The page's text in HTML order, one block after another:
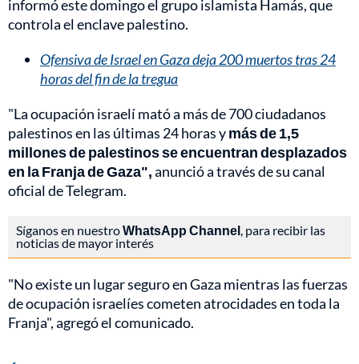
informó este domingo el grupo islamista Hamás, que
controla el enclave palestino.
Ofensiva de Israel en Gaza deja 200 muertos tras 24
horas del fin de la tregua
"La ocupación israelí mató a más de 700 ciudadanos
palestinos en las últimas 24 horas ymás de 1,5
millones de palestinos se encuentran desplazados
en la Franja de Gaza",anunció a través de su canal
oficial de Telegram.
Síganos en nuestroWhatsApp Channel , para recibir las
noticias de mayor interés
"No existe un lugar seguro en Gaza mientras las fuerzas
de ocupación israelíes cometen atrocidades en toda la
Franja", agregó el comunicado.